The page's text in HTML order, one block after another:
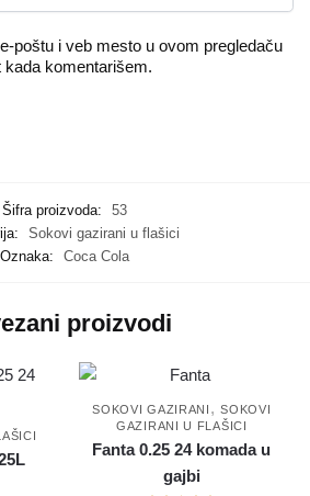
poštu i veb mesto u ovom pregledaču
komentarišem.
Šifra proizvoda:
53
Sokovi gazirani u flašici
Oznaka:
Coca Cola
proizvodi
SOKOVI GAZIRANI ,SOKOVI
GAZIRANI U FLAŠICI
Fanta 0.25 24 komada u
gajbi